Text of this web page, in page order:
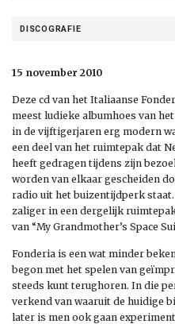
DISCOGRAFIE
15 november 2010
Deze cd van het Italiaanse
meest ludieke albumhoes van
in de vijftigerjaren erg modern
een deel van het ruimtepak dat
heeft gedragen tijdens zijn
worden van elkaar gescheiden
radio uit het buizentijdperk
zaliger in een dergelijk
van “My Grandmother’s Space
Fonderia is een wat minder
begon met het spelen van
steeds kunt terughoren. In die
verkend van waaruit de huidige
later is men ook gaan